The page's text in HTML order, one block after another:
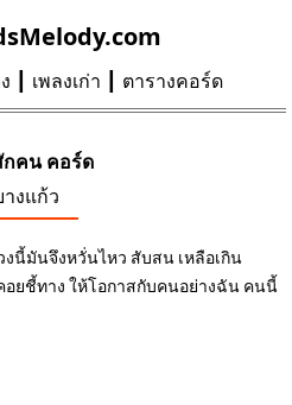
เพลงเก่า ตารางคอร์ด
กคน คอร์ด
างแก้ว
งนี้มันจึงหวั่นไหว สับสน เหลือเกิน
อยชี้ทาง ให้โอกาสกับคนอย่างฉัน คนนี้